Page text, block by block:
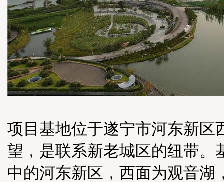
项目基地位于遂宁市河东新区
望，是联系新老城区的纽带。
中的河东新区，西面为观音